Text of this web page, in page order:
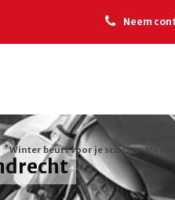
Neem
Winter beurt voor je scooter. Maak